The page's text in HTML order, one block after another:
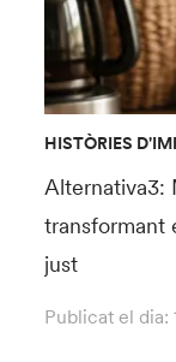
HISTÒRIES
Alternativa3:
transformant
just
Publicat el dia: